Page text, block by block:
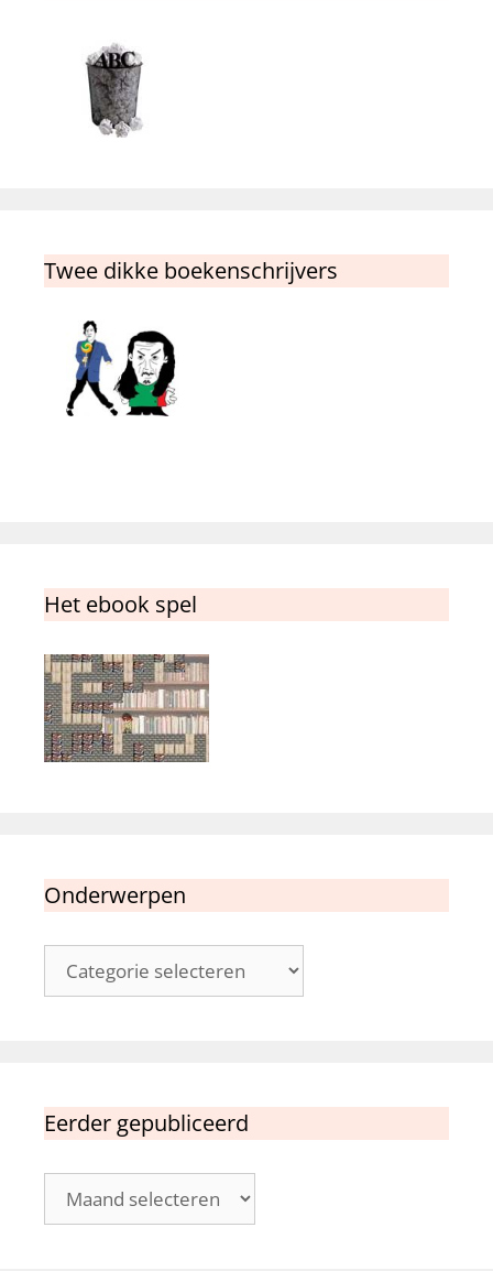
Twee dikke boekenschrijvers
Het ebook spel
Onderwerpen
Onderwerpen
Eerder gepubliceerd
gepubliceerd